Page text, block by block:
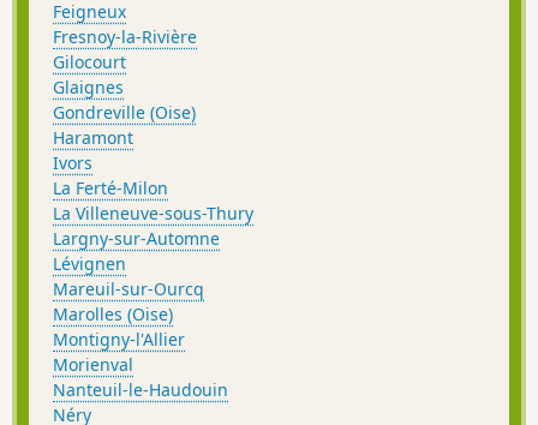
Feigneux
Fresnoy-la-Rivière
Gilocourt
Glaignes
Gondreville (Oise)
Haramont
Ivors
La Ferté-Milon
La Villeneuve-sous-Thury
Largny-sur-Automne
Lévignen
Mareuil-sur-Ourcq
Marolles (Oise)
Montigny-l'Allier
Morienval
Nanteuil-le-Haudouin
Néry